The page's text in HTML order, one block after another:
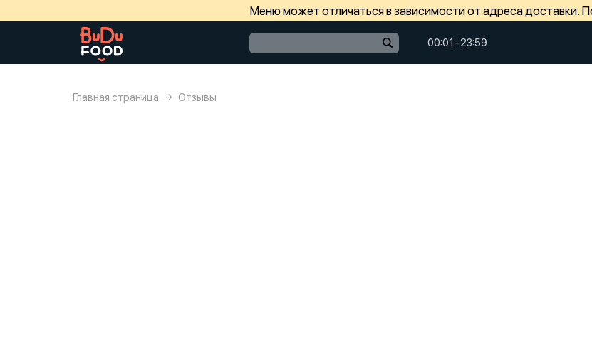
Меню может отличаться в зависимости от адреса доставки.
00:01−23:59
Главная страница Отзывы